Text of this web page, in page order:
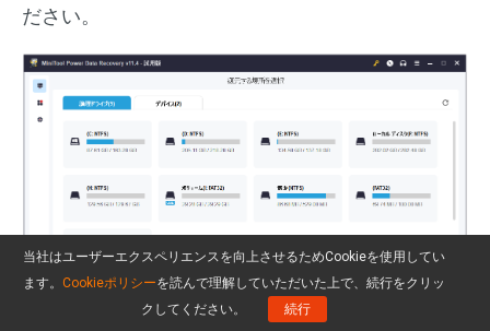
ださい。
当社はユーザーエクスペリエンスを向上させるためCookieを使用してい
ます。 Cookieポリシーを読んで理解していただいた上で、続行をクリッ
クしてください。
続行